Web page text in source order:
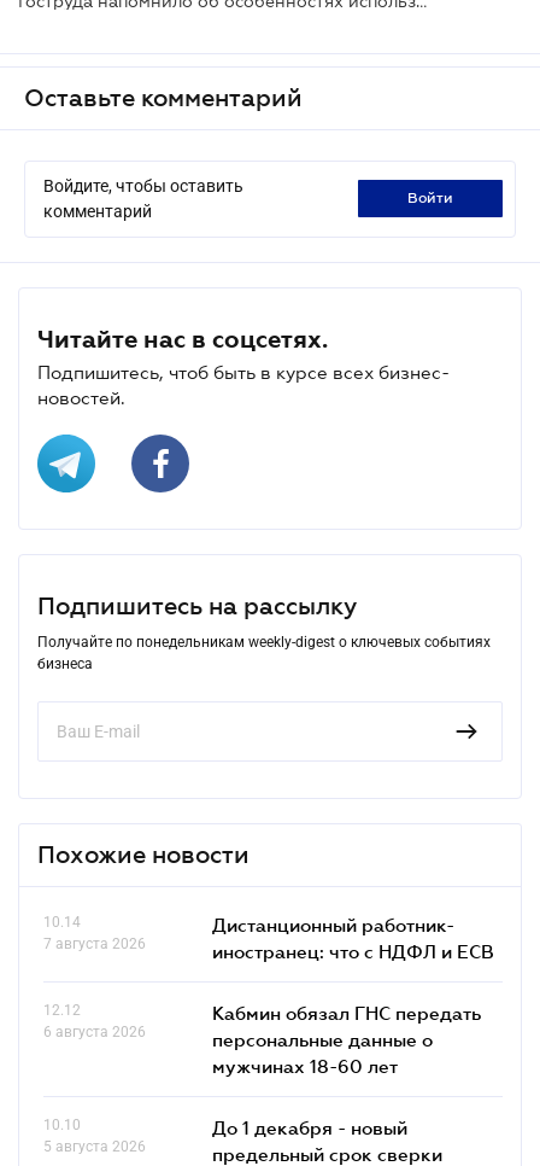
Оставьте комментарий
Войдите, чтобы оставить
комментарий
войти
Читайте нас в соцсетях.
Подпишитесь, чтоб быть в курсе всех бизнес-
новостей.
Подпишитесь на рассылку
Получайте по понедельникам weekly-digest о ключевых событиях
бизнеса
Похожие новости
10.14
7 августа 2026
Дистанционный работник-
иностранец: что с НДФЛ и ЕСВ
12.12
6 августа 2026
Кабмин обязал ГНС передать
персональные данные о
мужчинах 18-60 лет
10.10
5 августа 2026
До 1 декабря - новый
предельный срок сверки